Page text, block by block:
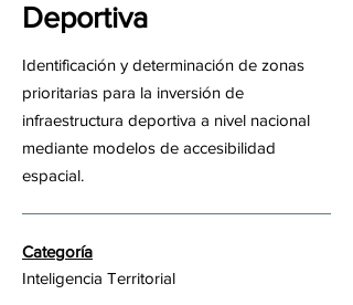
Deportiva
Identificación y determinación de zonas
prioritarias para la inversión de
infraestructura deportiva a nivel nacional
mediante modelos de accesibilidad
espacial.
Categoría
Inteligencia Territorial